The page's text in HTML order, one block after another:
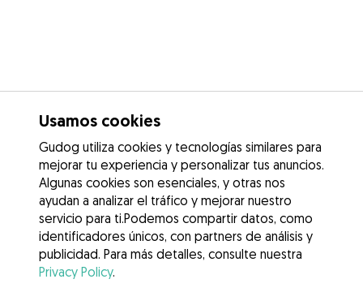
Contacta con Alejandra
Usamos cookies
Gudog utiliza cookies y tecnologías similares para
mejorar tu experiencia y personalizar tus anuncios.
Algunas cookies son esenciales, y otras nos
ayudan a analizar el tráfico y mejorar nuestro
servicio para ti.Podemos compartir datos, como
identificadores únicos, con partners de análisis y
publicidad. Para más detalles, consulte nuestra
Privacy Policy.